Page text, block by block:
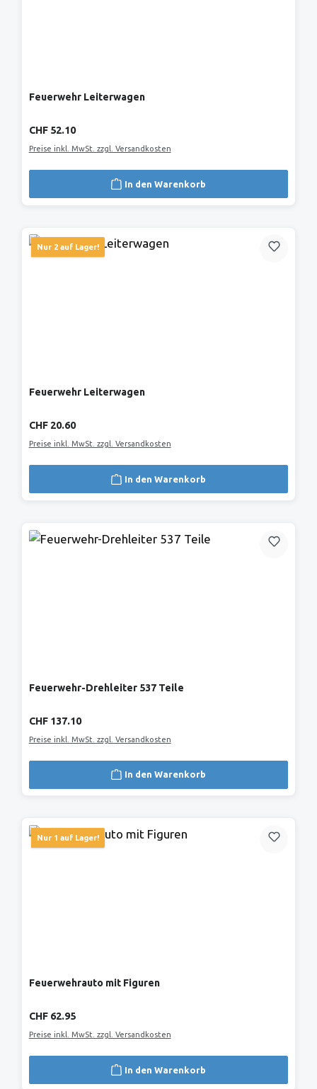
Feuerwehr Leiterwagen
Regulärer Preis:
CHF 52.10
Preise inkl. MwSt. zzgl. Versandkosten
In den Warenkorb
Nur 2 auf Lager!
Feuerwehr Leiterwagen
Regulärer Preis:
CHF 20.60
Preise inkl. MwSt. zzgl. Versandkosten
In den Warenkorb
Feuerwehr-Drehleiter 537 Teile
Regulärer Preis:
CHF 137.10
Preise inkl. MwSt. zzgl. Versandkosten
In den Warenkorb
Nur 1 auf Lager!
Feuerwehrauto mit Figuren
Regulärer Preis:
CHF 62.95
Preise inkl. MwSt. zzgl. Versandkosten
In den Warenkorb